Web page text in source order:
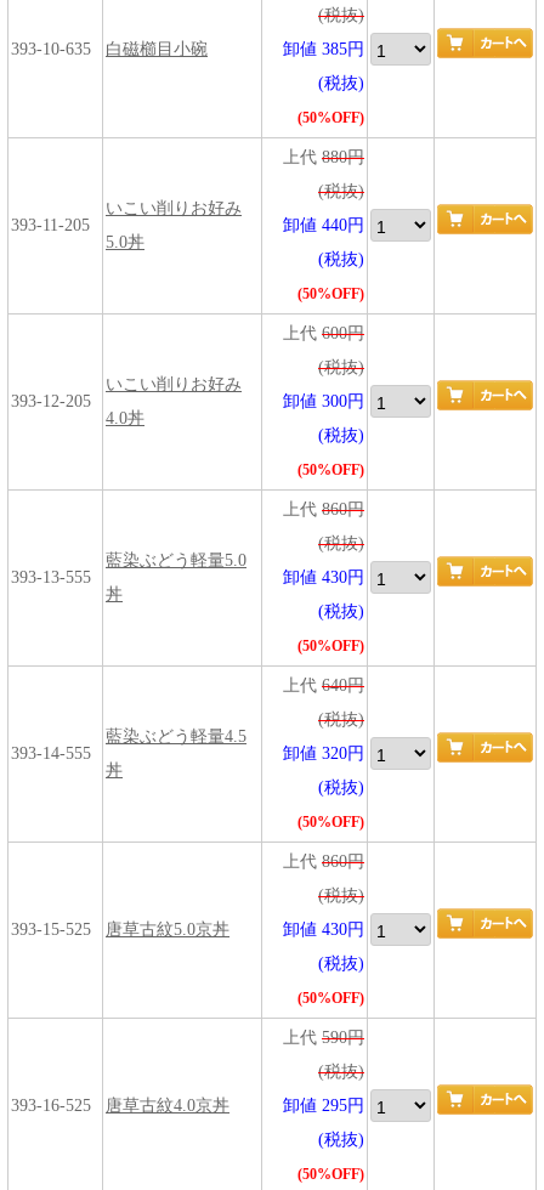
393-10-635 白磁櫛目小碗
(税抜)
卸値 385円
(税抜)
(50%OFF)
393-11-205
いこい削りお好み
5.0丼
上代 880円
(税抜)
卸値 440円
(税抜)
(50%OFF)
393-12-205
いこい削りお好み
4.0丼
上代 600円
(税抜)
卸値 300円
(税抜)
(50%OFF)
393-13-555
藍染ぶどう軽量5.0
丼
上代 860円
(税抜)
卸値 430円
(税抜)
(50%OFF)
393-14-555
藍染ぶどう軽量4.5
丼
上代 640円
(税抜)
卸値 320円
(税抜)
(50%OFF)
393-15-525 唐草古紋5.0京丼
上代 860円
(税抜)
卸値 430円
(税抜)
(50%OFF)
393-16-525 唐草古紋4.0京丼
上代 590円
(税抜)
卸値 295円
(税抜)
(50%OFF)